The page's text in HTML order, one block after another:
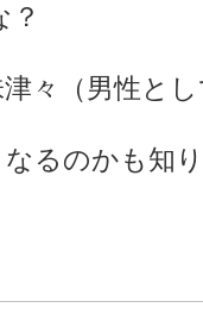
々（男性と
るのかも知